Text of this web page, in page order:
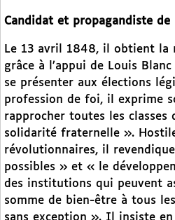
Candidat et propagandiste de
Le 13 avril 1848, il obtient la
grâce à l’appui de Louis Blanc
se présenter aux élections
profession de foi, il exprime
rapprocher toutes les classes
solidarité fraternelle ».
révolutionnaires, il
possibles » et « le
des institutions qui peuvent
somme de bien-être à tous